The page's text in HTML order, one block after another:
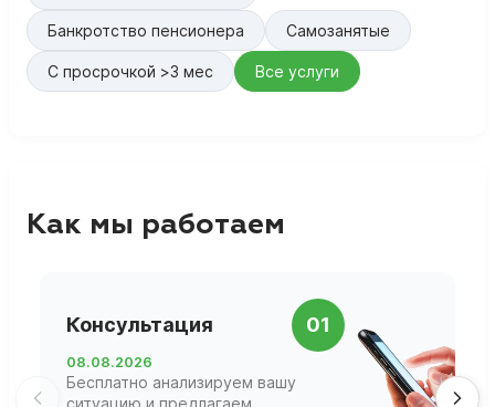
Банкротство пенсионера Самозанятые
С просрочкой >3 мес Все услуги
Как мы работаем
Консультация 01
08.08.2026
Бесплатно анализируем вашу
ситуацию и предлагаем